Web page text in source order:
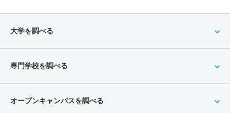
大学を調べる
専門学校を調べる
オープンキャンパスを調べる